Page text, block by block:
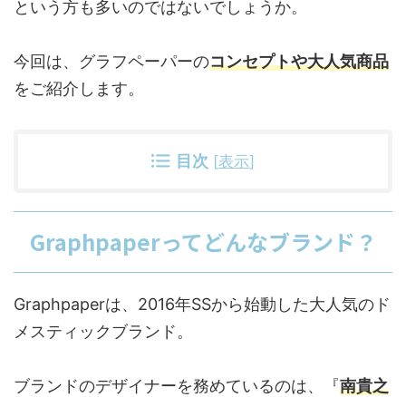
という方も多いのではないでしょうか。
今回は、グラフペーパーのコンセプトや大人気商品
をご紹介します。
目次 [表示]
Graphpaperってどんなブランド？
Graphpaperは、2016年SSから始動した大人気のド
メスティックブランド。
ブランドのデザイナーを務めているのは、『南貴之